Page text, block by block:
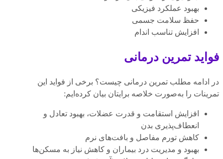
بهبود عملکرد فیزیکی
حفظ سلامت جسمی
افزایش تناسب اندام
فواید تمرین درمانی
در ادامه مطلب تمرین درمانی چیست؟ برخی از فواید این
تمرینات را به‌صورت خلاصه برایتان بیان کرده‌ایم:
افزایش استقامت و قدرت عضلات، بهبود تعادل و
انعطاف‌پذیری بدن
کاهش تورم مفاصل و بافت‌های نرم
بهبود و مدیریت درد بیماران و کاهش نیاز به مسکن‌ها